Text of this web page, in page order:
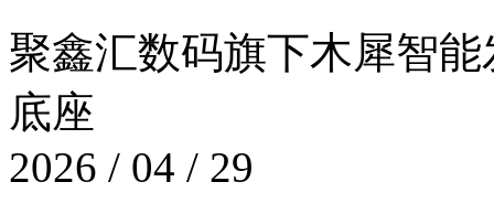
聚鑫汇数码旗下木犀智能
底座
2026 / 04 / 29